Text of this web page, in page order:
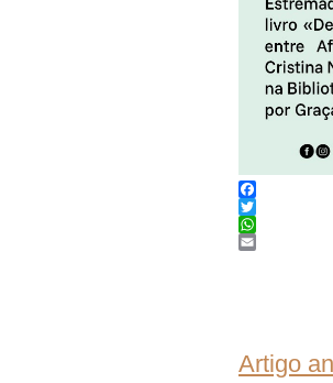
Facebook
Twitter
WhatsApp
Artigo